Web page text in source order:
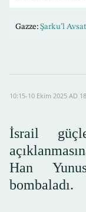
Gazze: Şarku’l Avsat
İsrail
Han
bombaladı.